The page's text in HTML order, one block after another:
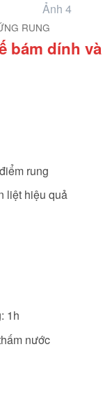
RUNG
bám dính và
rung
liệt hiệu quả
1h
nước